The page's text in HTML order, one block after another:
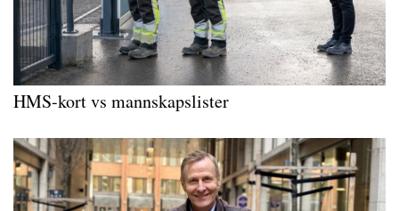
HMS-kort vs mannskapslister